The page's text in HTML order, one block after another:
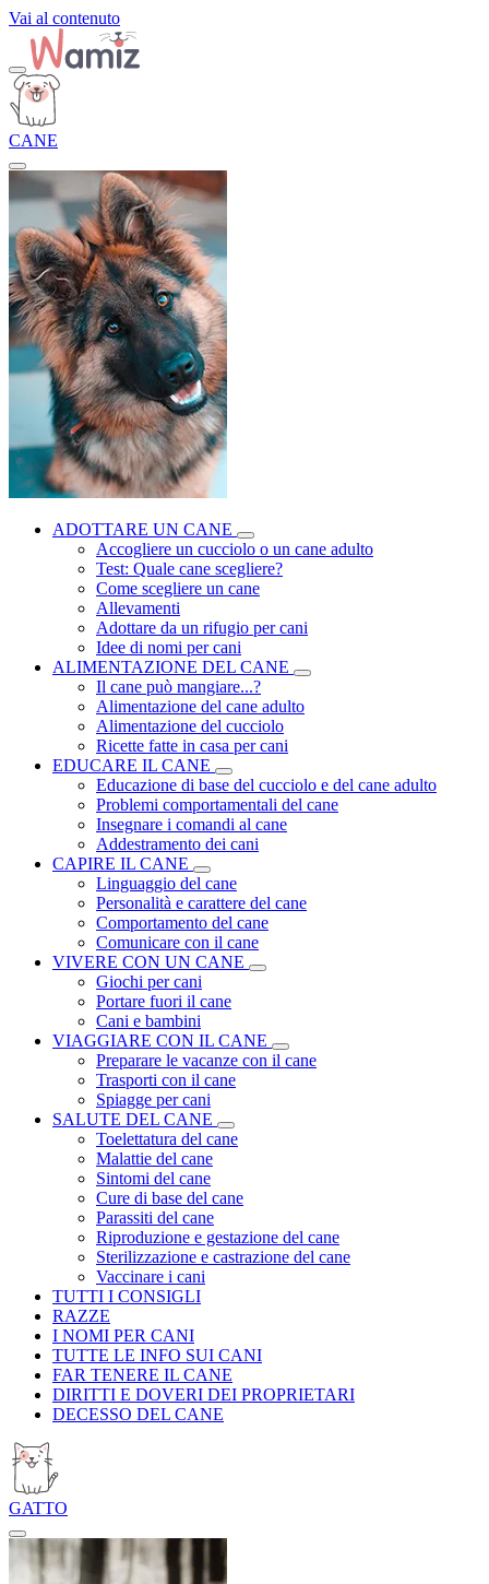
Vai al contenuto
CANE
ADOTTARE UN CANE
Accogliere un cucciolo o un cane adulto
Test: Quale cane scegliere?
Come scegliere un cane
Allevamenti
Adottare da un rifugio per cani
Idee di nomi per cani
ALIMENTAZIONE DEL CANE
Il cane può mangiare...?
Alimentazione del cane adulto
Alimentazione del cucciolo
Ricette fatte in casa per cani
EDUCARE IL CANE
Educazione di base del cucciolo e del cane adulto
Problemi comportamentali del cane
Insegnare i comandi al cane
Addestramento dei cani
CAPIRE IL CANE
Linguaggio del cane
Personalità e carattere del cane
Comportamento del cane
Comunicare con il cane
VIVERE CON UN CANE
Giochi per cani
Portare fuori il cane
Cani e bambini
VIAGGIARE CON IL CANE
Preparare le vacanze con il cane
Trasporti con il cane
Spiagge per cani
SALUTE DEL CANE
Toelettatura del cane
Malattie del cane
Sintomi del cane
Cure di base del cane
Parassiti del cane
Riproduzione e gestazione del cane
Sterilizzazione e castrazione del cane
Vaccinare i cani
TUTTI I CONSIGLI
RAZZE
I NOMI PER CANI
TUTTE LE INFO SUI CANI
FAR TENERE IL CANE
DIRITTI E DOVERI DEI PROPRIETARI
DECESSO DEL CANE
GATTO